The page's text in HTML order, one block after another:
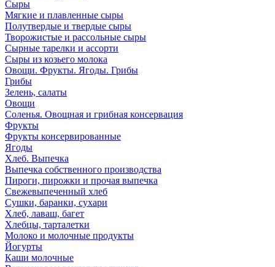
Сыры
Мягкие и плавленные сыры
Полутвердые и твердые сыры
Творожистые и рассольные сыры
Сырные тарелки и ассорти
Сыры из козьего молока
Овощи. Фрукты. Ягоды. Грибы
Грибы
Зелень, салаты
Овощи
Соленья. Овощная и грибная консервация
Фрукты
Фрукты консервированные
Ягоды
Хлеб. Выпечка
Выпечка собственного производства
Пироги, пирожки и прочая выпечка
Свежевыпеченный хлеб
Сушки, баранки, сухари
Хлеб, лаваш, багет
Хлебцы, тарталетки
Молоко и молочные продукты
Йогурты
Каши молочные